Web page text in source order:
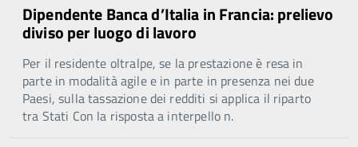
Dipendente Banca d’Italia in Francia: prelievo
diviso per luogo di lavoro
Per il residente oltralpe, se la prestazione è resa in
parte in modalità agile e in parte in presenza nei due
Paesi, sulla tassazione dei redditi si applica il riparto
tra Stati Con la risposta a interpello n.